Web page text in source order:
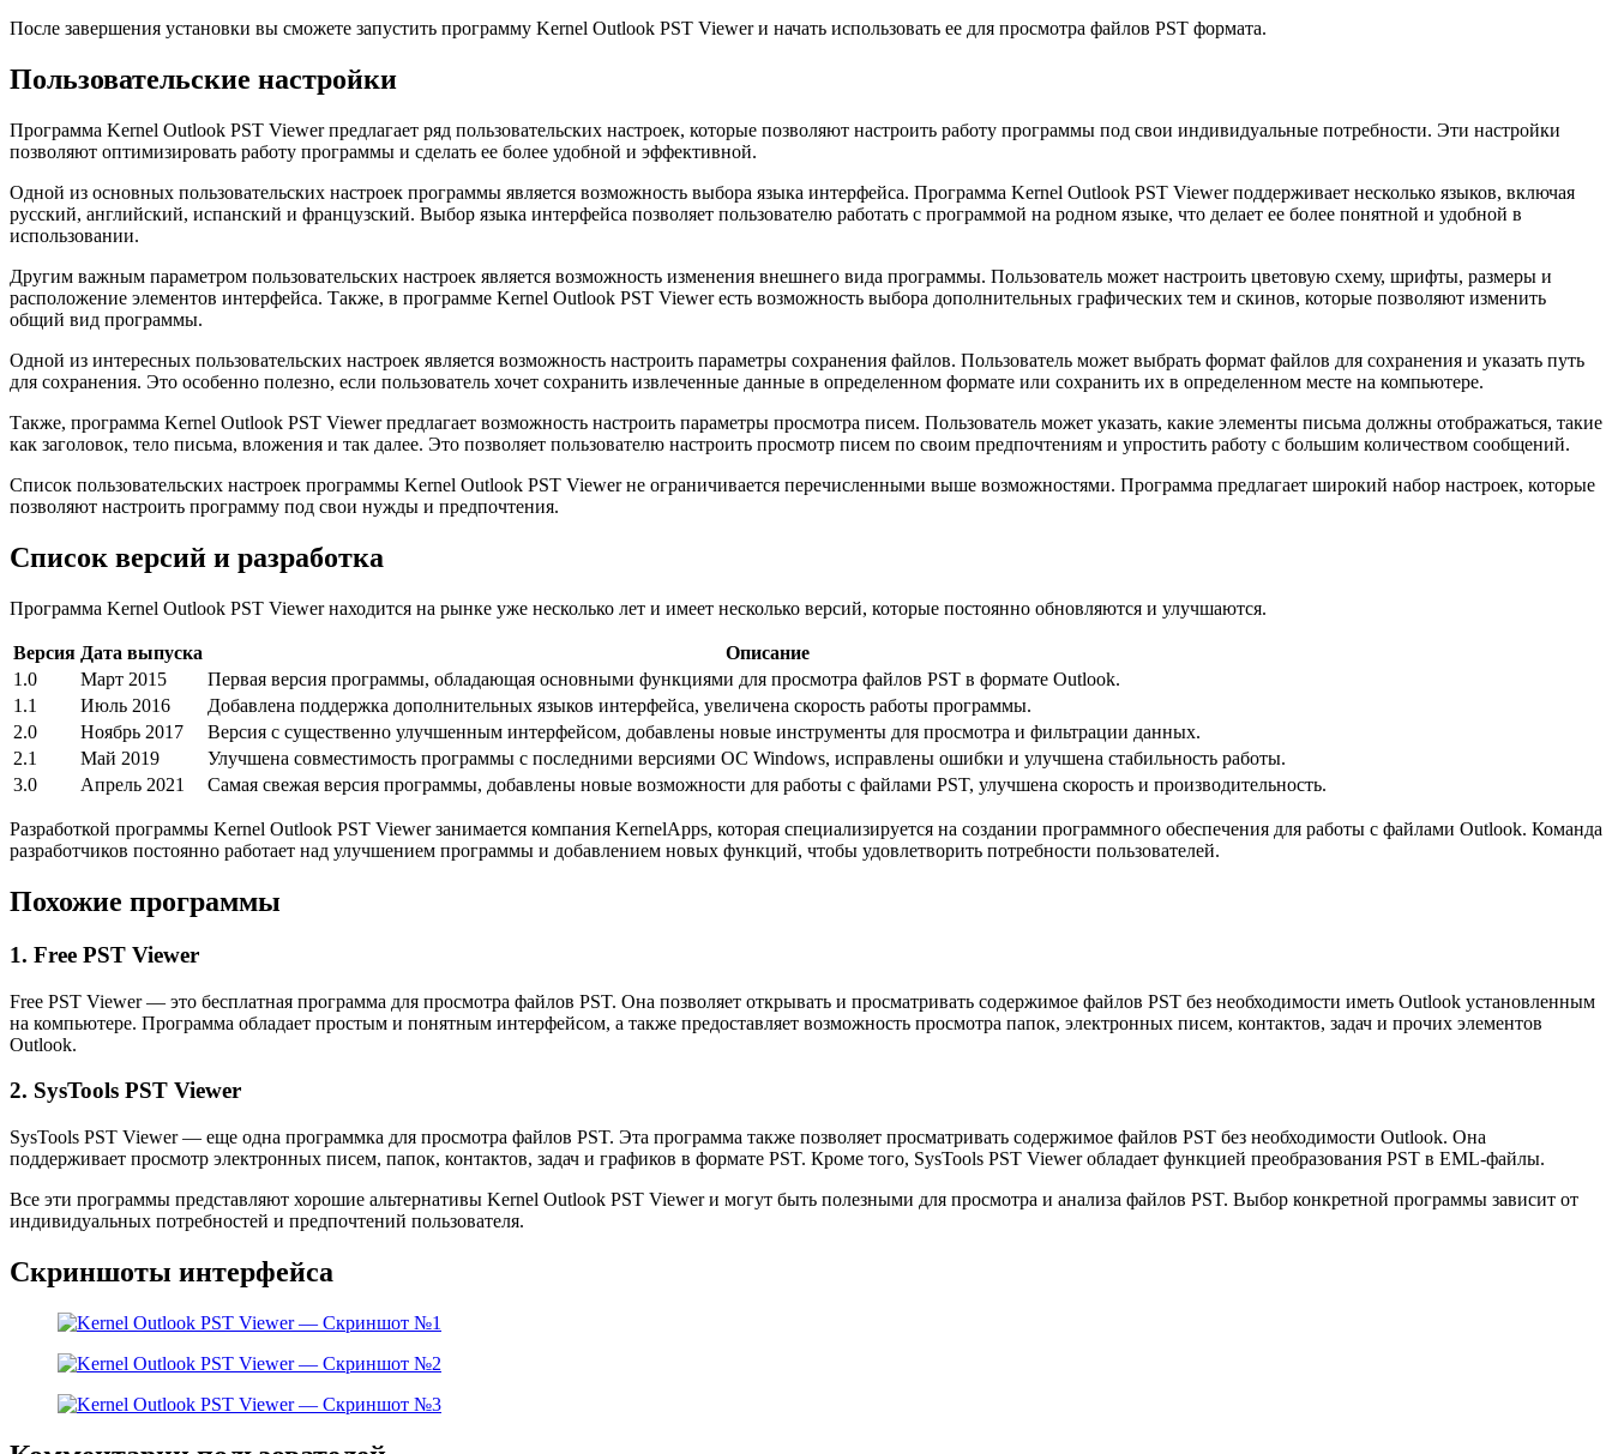
После завершения установки вы сможете запустить программу Kernel Outlook PST Viewer и начать использовать ее для просмотра файлов PST формата.
Пользовательские настройки
Программа Kernel Outlook PST Viewer предлагает ряд пользовательских настроек, которые позволяют настроить работу программы под свои индивидуальные потребности. Эти настройки
позволяют оптимизировать работу программы и сделать ее более удобной и эффективной.
Одной из основных пользовательских настроек программы является возможность выбора языка интерфейса. Программа Kernel Outlook PST Viewer поддерживает несколько языков, включая
русский, английский, испанский и французский. Выбор языка интерфейса позволяет пользователю работать с программой на родном языке, что делает ее более понятной и удобной в
использовании.
Другим важным параметром пользовательских настроек является возможность изменения внешнего вида программы. Пользователь может настроить цветовую схему, шрифты, размеры и
расположение элементов интерфейса. Также, в программе Kernel Outlook PST Viewer есть возможность выбора дополнительных графических тем и скинов, которые позволяют изменить
общий вид программы.
Одной из интересных пользовательских настроек является возможность настроить параметры сохранения файлов. Пользователь может выбрать формат файлов для сохранения и указать путь
для сохранения. Это особенно полезно, если пользователь хочет сохранить извлеченные данные в определенном формате или сохранить их в определенном месте на компьютере.
Также, программа Kernel Outlook PST Viewer предлагает возможность настроить параметры просмотра писем. Пользователь может указать, какие элементы письма должны отображаться, такие
как заголовок, тело письма, вложения и так далее. Это позволяет пользователю настроить просмотр писем по своим предпочтениям и упростить работу с большим количеством сообщений.
Список пользовательских настроек программы Kernel Outlook PST Viewer не ограничивается перечисленными выше возможностями. Программа предлагает широкий набор настроек, которые
позволяют настроить программу под свои нужды и предпочтения.
Список версий и разработка
Программа Kernel Outlook PST Viewer находится на рынке уже несколько лет и имеет несколько версий, которые постоянно обновляются и улучшаются.
Версия Дата выпуска
Описание
1.0
Март 2015
Первая версия программы, обладающая основными функциями для просмотра файлов PST в формате Outlook.
1.1
Июль 2016
Добавлена поддержка дополнительных языков интерфейса, увеличена скорость работы программы.
2.0
Ноябрь 2017
Версия с существенно улучшенным интерфейсом, добавлены новые инструменты для просмотра и фильтрации данных.
2.1
Май 2019
Улучшена совместимость программы с последними версиями ОС Windows, исправлены ошибки и улучшена стабильность работы.
3.0
Апрель 2021 Самая свежая версия программы, добавлены новые возможности для работы с файлами PST, улучшена скорость и производительность.
Разработкой программы Kernel Outlook PST Viewer занимается компания KernelApps, которая специализируется на создании программного обеспечения для работы с файлами Outlook. Команда
разработчиков постоянно работает над улучшением программы и добавлением новых функций, чтобы удовлетворить потребности пользователей.
Похожие программы
1. Free PST Viewer
Free PST Viewer — это бесплатная программа для просмотра файлов PST. Она позволяет открывать и просматривать содержимое файлов PST без необходимости иметь Outlook установленным
на компьютере. Программа обладает простым и понятным интерфейсом, а также предоставляет возможность просмотра папок, электронных писем, контактов, задач и прочих элементов
Outlook.
2. SysTools PST Viewer
SysTools PST Viewer — еще одна программка для просмотра файлов PST. Эта программа также позволяет просматривать содержимое файлов PST без необходимости Outlook. Она
поддерживает просмотр электронных писем, папок, контактов, задач и графиков в формате PST. Кроме того, SysTools PST Viewer обладает функцией преобразования PST в EML-файлы.
Все эти программы представляют хорошие альтернативы Kernel Outlook PST Viewer и могут быть полезными для просмотра и анализа файлов PST. Выбор конкретной программы зависит от
индивидуальных потребностей и предпочтений пользователя.
Скриншоты интерфейса